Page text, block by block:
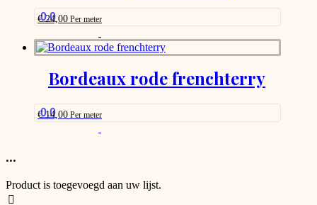
product
page
0.0
€24,00 Per meter
product
has
options
that
Bordeaux rode frenchterry
0.0
€14,00 Per meter
...
Product is toegevoegd aan uw lijst.